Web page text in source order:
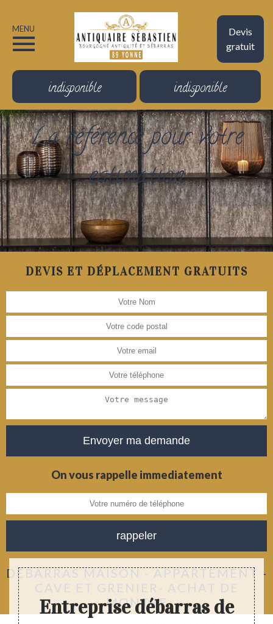
Devis
gratuit
MENU
indisponible indisponible
La référence pour votre
estimation
DEVIS ET DÉPLACEMENT GRATUITS
On vous rappelle immediatement
DÉBARRAS MAISON - APPARTEMENT -
CAVE ET GRENIER- ACHAT DE
MONTRE
Entreprise débarras de